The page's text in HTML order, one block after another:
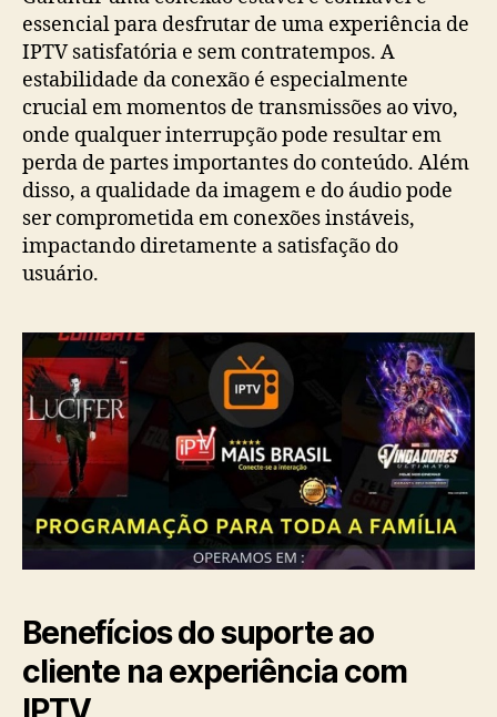
essencial para desfrutar de uma experiência de
IPTV satisfatória e sem contratempos. A
estabilidade da conexão é especialmente
crucial em momentos de transmissões ao vivo,
onde qualquer interrupção pode resultar em
perda de partes importantes do conteúdo. Além
disso, a qualidade da imagem e do áudio pode
ser comprometida em conexões instáveis,
impactando diretamente a satisfação do
usuário.
Benefícios do suporte ao
cliente na experiência com